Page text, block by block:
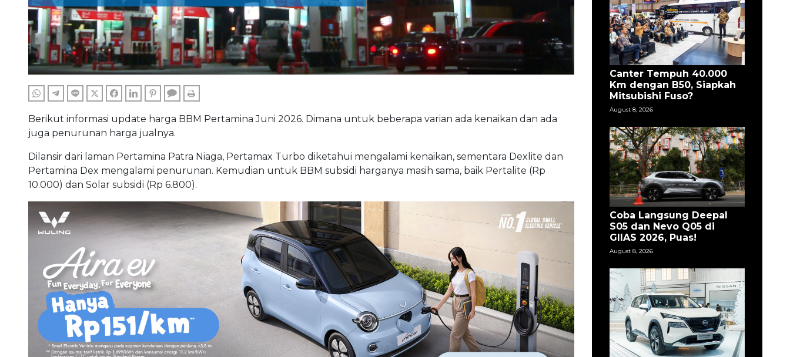
WHATSAPPTELEGRAM
LINE TWITTERFACEBOOKLINKEDINPINTERESTCOMMENTS
Berikut informasi update harga BBM Pertamina Juni 2026. Dimana untuk beberapa varian ada kenaikan dan ada
juga penurunan harga jualnya.
Dilansir dari laman Pertamina Patra Niaga, Pertamax Turbo diketahui mengalami kenaikan, sementara Dexlite dan
Pertamina Dex mengalami penurunan. Kemudian untuk BBM subsidi harganya masih sama, baik Pertalite (Rp
10.000) dan Solar subsidi (Rp 6.800).
Canter Tempuh 40.000
Km dengan B50, Siapkah
Mitsubishi Fuso?
August 8, 2026
Coba Langsung Deepal
S05 dan Nevo Q05 di
GIIAS 2026, Puas!
August 8, 2026